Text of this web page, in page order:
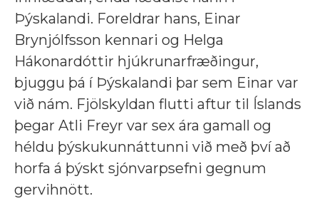
Þýskalandi. Foreldrar hans, Einar
Brynjólfsson kennari og Helga
Hákonardóttir hjúkrunarfræðingur,
bjuggu þá í Þýskalandi þar sem Einar var
við nám. Fjölskyldan flutti aftur til Íslands
þegar Atli Freyr var sex ára gamall og
héldu þýskukunnáttunni við með því að
horfa á þýskt sjónvarpsefni gegnum
gervihnött.